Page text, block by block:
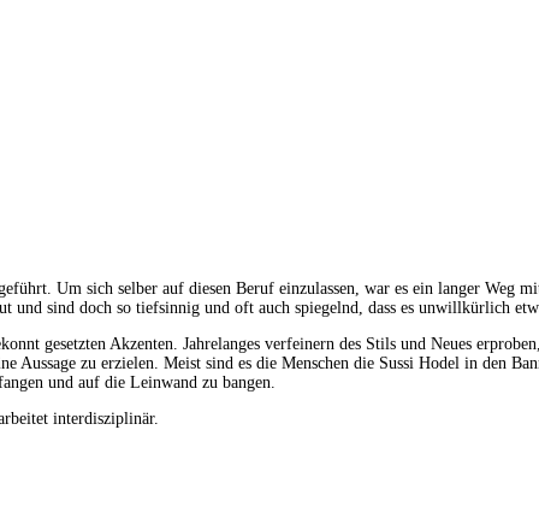
Um sich selber auf diesen Beruf einzulassen, war es ein langer Weg
sind doch so tiefsinnig und oft auch spiegelnd, dass es unwillkürlich
gesetzten Akzenten. Jahrelanges verfeinern des Stils und Neues
zu erzielen. Meist sind es die Menschen die Sussi Hodel in den
und auf die Leinwand zu bangen.
interdisziplinär.